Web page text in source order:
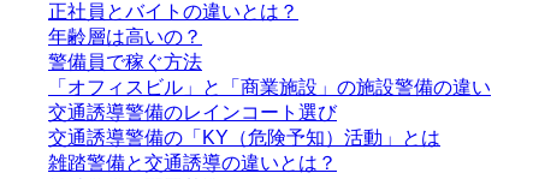
正社員とバイトの違いとは？
年齢層は高いの？
警備員で稼ぐ方法
「オフィスビル」と「商業施設」の施設警備の違い
交通誘導警備のレインコート選び
交通誘導警備の「KY（危険予知）活動」とは
雑踏警備と交通誘導の違いとは？